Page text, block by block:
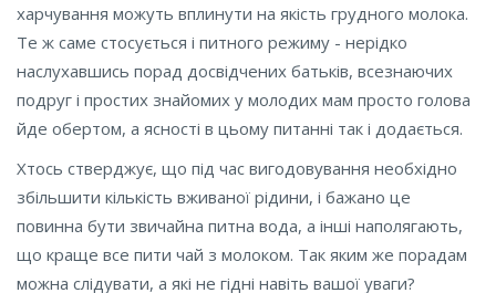
харчування можуть вплинути на якість грудного молока.
Те ж саме стосується і питного режиму - нерідко
наслухавшись порад досвідчених батьків, всезнаючих
подруг і простих знайомих у молодих мам просто голова
йде обертом, а ясності в цьому питанні так і додається.
Хтось стверджує, що під час вигодовування необхідно
збільшити кількість вживаної рідини, і бажано це
повинна бути звичайна питна вода, а інші наполягають,
що краще все пити чай з молоком. Так яким же порадам
можна слідувати, а які не гідні навіть вашої уваги?